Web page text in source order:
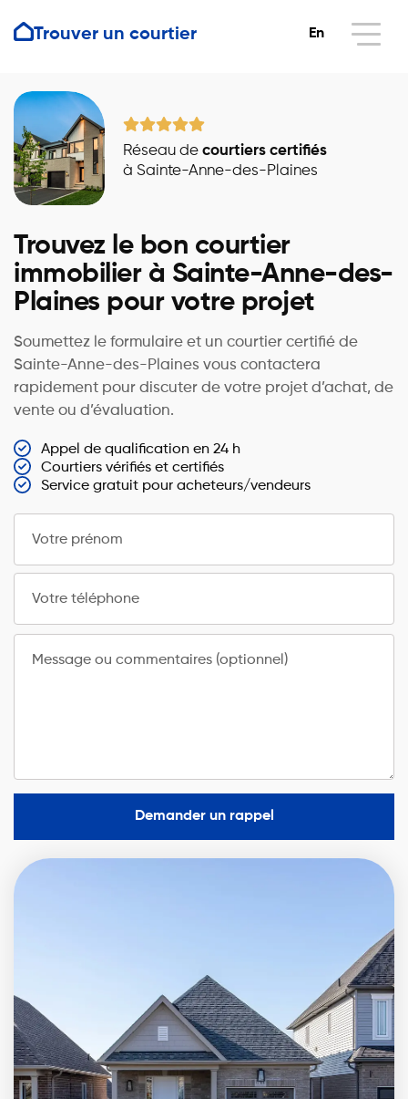
Trouver un courtier En
Réseau de courtiers certifiés
à Sainte-Anne-des-Plaines
Trouvez le bon courtier
immobilier à Sainte-Anne-des-
Plaines pour votre projet
Soumettez le formulaire et un courtier certifié de
Sainte-Anne-des-Plaines vous contactera
rapidement pour discuter de votre projet d’achat, de
vente ou d’évaluation.
Appel de qualification en 24 h
Courtiers vérifiés et certifiés
Service gratuit pour acheteurs/vendeurs
Votre prénom
Votre téléphone
Message ou commentaires (optionnel)
Demander un rappel